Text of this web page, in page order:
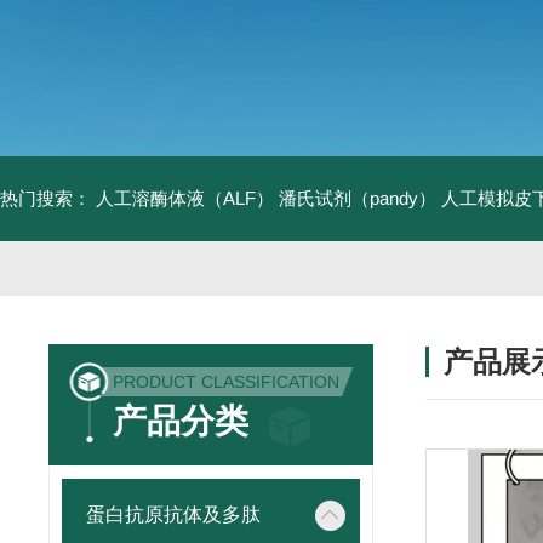
热门搜索： 人工溶酶体液（ALF） 潘氏试剂（pandy） 人工模拟皮
PRODUCT CLASSIFICATION
产品分类
蛋白抗原抗体及多肽
产品展